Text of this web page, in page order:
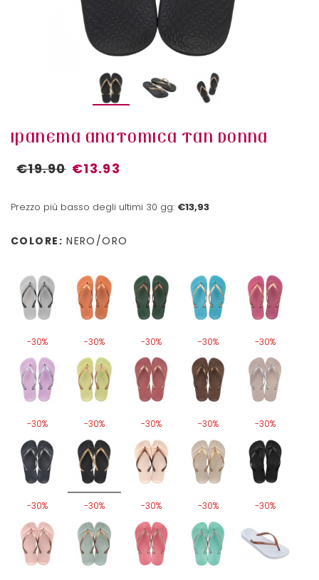
IPANEMA ANATOMICA TAN DONNA
€19.90 €13.93
Prezzo più basso degli ultimi 30 gg: €13,93
COLORE: NERO/ORO
-30% -30% -30% -30% -30%
-30% -30% -30% -30% -30%
-30% -30% -30% -30% -30%